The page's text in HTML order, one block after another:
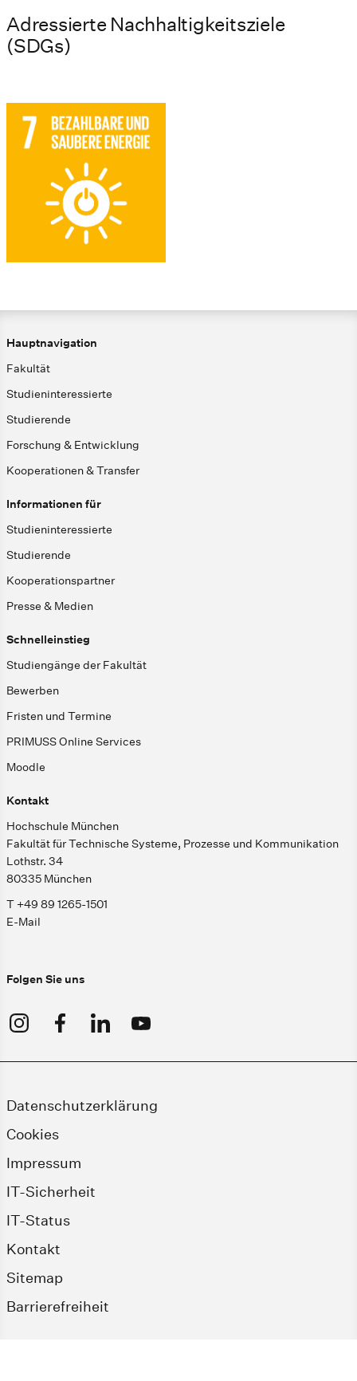
Adressierte Nachhaltigkeitsziele
(SDGs)
Hauptnavigation
Fakultät
Studieninteressierte
Studierende
Forschung & Entwicklung
Kooperationen & Transfer
Informationen für
Studieninteressierte
Studierende
Kooperationspartner
Presse & Medien
Schnelleinstieg
Studiengänge der Fakultät
Bewerben
Fristen und Termine
PRIMUSS Online Services
Moodle
Kontakt
Hochschule München
Fakultät für Technische Systeme, Prozesse und Kommunikation
Lothstr. 34
80335 München
T +49 89 1265-1501
E-Mail
Folgen Sie uns
Datenschutzerklärung
Cookies
Impressum
IT-Sicherheit
IT-Status
Kontakt
Sitemap
Barrierefreiheit